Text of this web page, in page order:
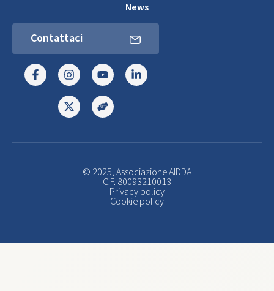
News
Contattaci
© 2025, Associazione AIDDA
C.F. 80093210013
Privacy policy
Cookie policy